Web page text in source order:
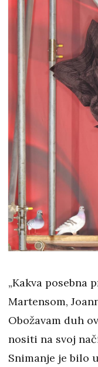
„Kakva posebna
Martensom,
Obožavam duh
nositi na svoj
Snimanje je bilo